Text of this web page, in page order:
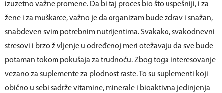
izuzetno važne promene. Da bi taj proces bio što uspešniji, i za
žene i za muškarce, važno je da organizam bude zdrav i snažan,
snabdeven svim potrebnim nutrijentima. Svakako, svakodnevni
stresovi i brzo življenje u određenoj meri otežavaju da sve bude
potaman tokom pokušaja za trudnoću. Zbog toga interesovanje
vezano za suplemente za plodnost raste. To su suplementi koji
obično u sebi sadrže vitamine, minerale i bioaktivna jedinjenja